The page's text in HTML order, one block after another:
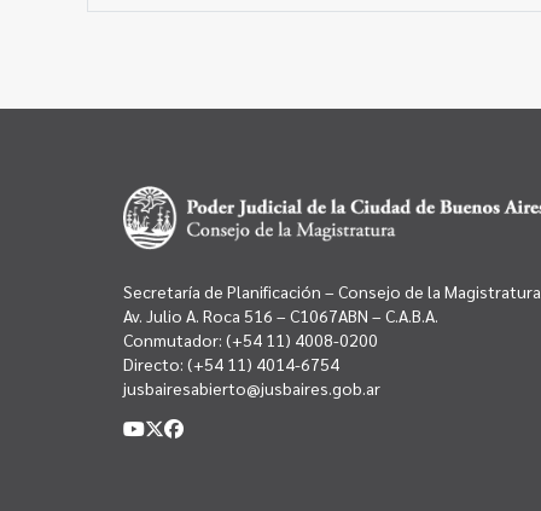
Secretaría de Planificación – Consejo de la Magistratura
Av. Julio A. Roca 516 – C1067ABN – C.A.B.A.
Conmutador: (+54 11) 4008-0200
Directo: (+54 11) 4014-6754
jusbairesabierto@jusbaires.gob.ar